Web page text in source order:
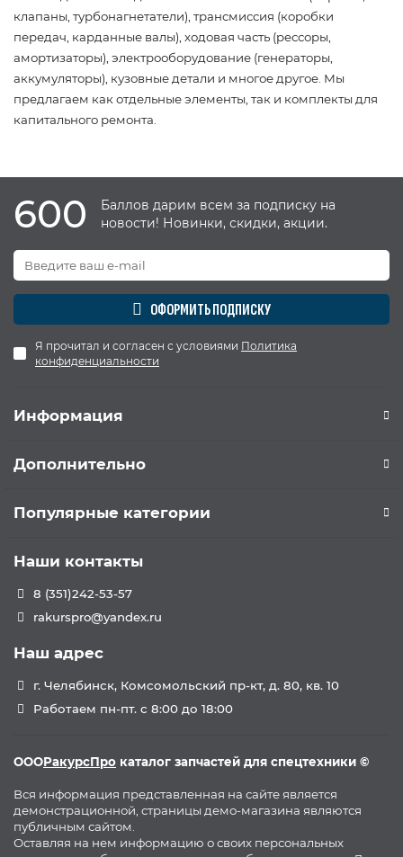
клапаны, турбонагнетатели), трансмиссия (коробки
передач, карданные валы), ходовая часть (рессоры,
амортизаторы), электрооборудование (генераторы,
аккумуляторы), кузовные детали и многое другое. Мы
предлагаем как отдельные элементы, так и комплекты для
капитального ремонта.
600
Баллов дарим всем за подписку на
новости! Новинки, скидки, акции.
ОФОРМИТЬ ПОДПИСКУ
Я прочитал и согласен с условиями Политика
конфиденциальности
Информация
Дополнительно
Популярные категории
Наши контакты
8 (351)242-53-57
rakurspro@yandex.ru
Наш адрес
г. Челябинск, Комсомольский пр-кт, д. 80, кв. 10
Работаем пн-пт. с 8:00 до 18:00
ОООРакурсПро каталог запчастей для спецтехники ©
Вся информация представленная на сайте является
демонстрационной, страницы демо-магазина являются
публичным сайтом.
Оставляя на нем информацию о своих персональных